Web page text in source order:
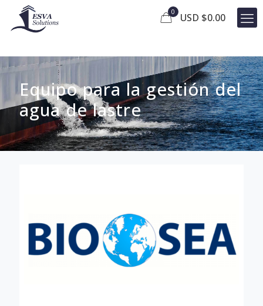
0 USD $0.00
Equipo para la gestión del
agua de lastre